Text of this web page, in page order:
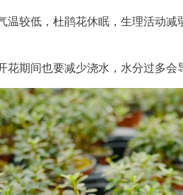
温较低，杜鹃花休眠，生理活动
花期间也要减少浇水，水分过多会